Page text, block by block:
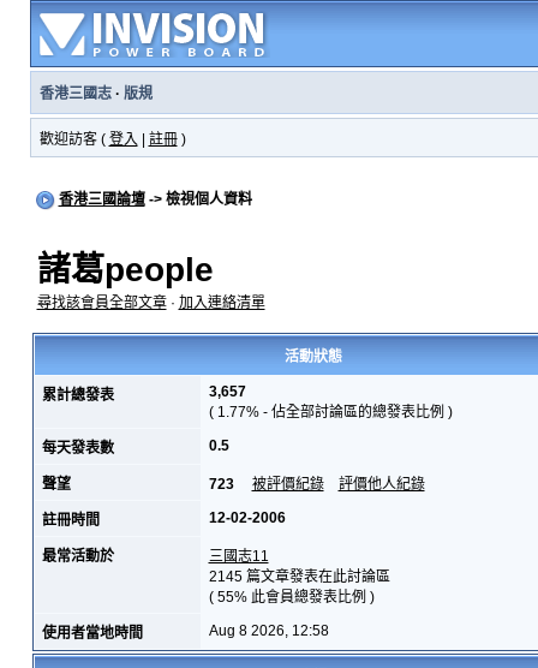
香港三國志· 版規
歡迎訪客 ( 登入 註冊)
香港三國論壇-> 檢視個人資料
諸葛people
尋找該會員全部文章· 加入連絡清單
活動狀態
累計總發表
3,657
( 1.77% - 佔全部討論區的總發表比例 )
每天發表數 0.5
聲望 723 被評價紀錄 評價他人紀錄
註冊時間 12-02-2006
最常活動於
三國志11
2145 篇文章發表在此討論區
( 55% 此會員總發表比例 )
使用者當地時間 Aug 8 2026, 12:58